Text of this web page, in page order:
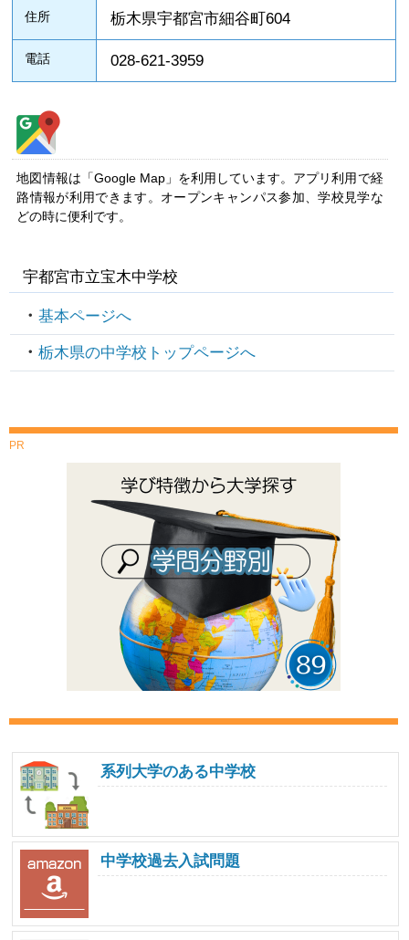
住所 栃木県宇都宮市細谷町604
電話 028-621-3959
地図情報は「Google Map」を利用しています。アプリ利用で経
路情報が利用できます。オープンキャンパス参加、学校見学な
どの時に便利です。
宇都宮市立宝木中学校
基本ページへ
栃木県の中学校トップページへ
PR
系列大学のある中学校
中学校過去入試問題